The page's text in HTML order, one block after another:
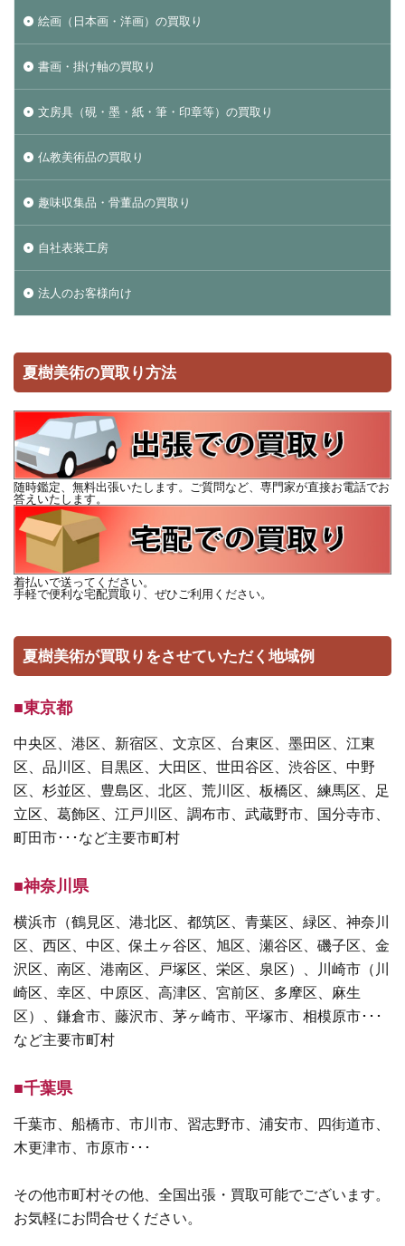
絵画（日本画・洋画）の買取り
書画・掛け軸の買取り
文房具（硯・墨・紙・筆・印章等）の買取り
仏教美術品の買取り
趣味収集品・骨董品の買取り
自社表装工房
法人のお客様向け
夏樹美術の買取り方法
随時鑑定、無料出張いたします。ご質問など、専門家が直接お電話でお
答えいたします。
着払いで送ってください。
手軽で便利な宅配買取り、ぜひご利用ください。
夏樹美術が買取りをさせていただく地域例
■東京都
中央区、港区、新宿区、文京区、台東区、墨田区、江東
区、品川区、目黒区、大田区、世田谷区、渋谷区、中野
区、杉並区、豊島区、北区、荒川区、板橋区、練馬区、足
立区、葛飾区、江戸川区、調布市、武蔵野市、国分寺市、
町田市･･･など主要市町村
■神奈川県
横浜市（鶴見区、港北区、都筑区、青葉区、緑区、神奈川
区、西区、中区、保土ヶ谷区、旭区、瀬谷区、磯子区、金
沢区、南区、港南区、戸塚区、栄区、泉区）、川崎市（川
崎区、幸区、中原区、高津区、宮前区、多摩区、麻生
区）、鎌倉市、藤沢市、茅ヶ崎市、平塚市、相模原市･･･
など主要市町村
■千葉県
千葉市、船橋市、市川市、習志野市、浦安市、四街道市、
木更津市、市原市･･･
その他市町村その他、全国出張・買取可能でございます。
お気軽にお問合せください。